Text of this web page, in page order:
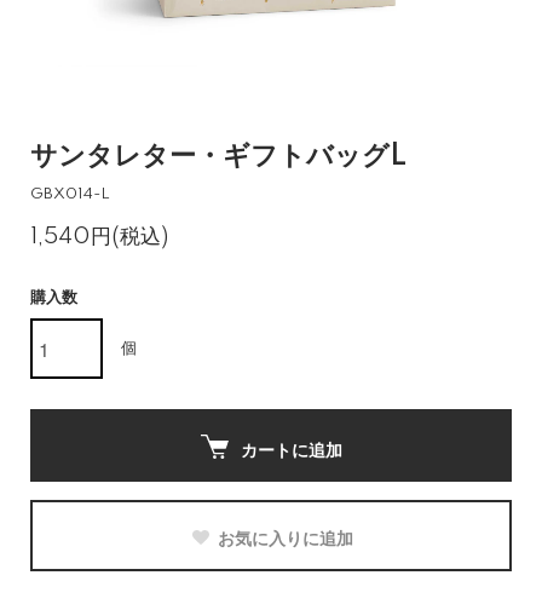
サンタレター・ギフトバッグL
GBX014-L
1,540円(税込)
購入数
個
カートに追加
お気に入りに追加